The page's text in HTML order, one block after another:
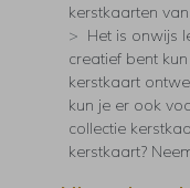
kerstkaarten
Het is onwijs
creatief bent
kerstkaart
kun je er ook
collectie
kerstkaart?